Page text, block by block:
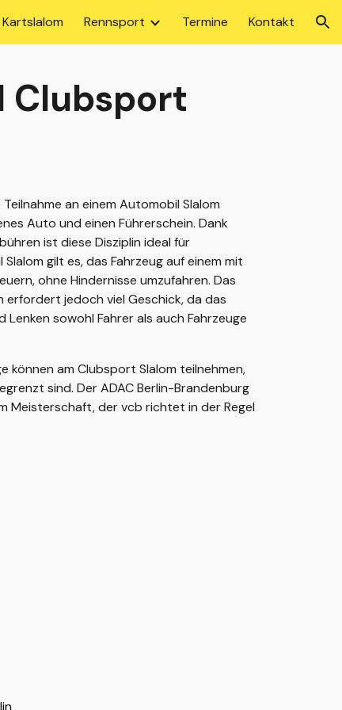
Kartslalom Rennsport Termine Kontakt
Clubsport
Teilnahme an einem Automobil Slalom
Auto und einen Führerschein. Dank
ist diese Disziplin ideal für
gilt es, das Fahrzeug auf einem mit
ohne Hindernisse umzufahren. Das
erfordert jedoch viel Geschick, da das
Lenken sowohl Fahrer als auch Fahrzeuge
können am Clubsport Slalom teilnehmen,
sind. Der ADAC Berlin-Brandenburg
Meisterschaft, der vcb richtet in der Regel